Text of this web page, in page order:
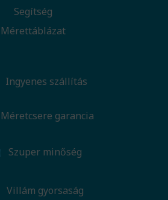
Segítség
Mérettáblázat
Ingyenes szállítás
Méretcsere garancia
Szuper minőség
Villám gyorsaság